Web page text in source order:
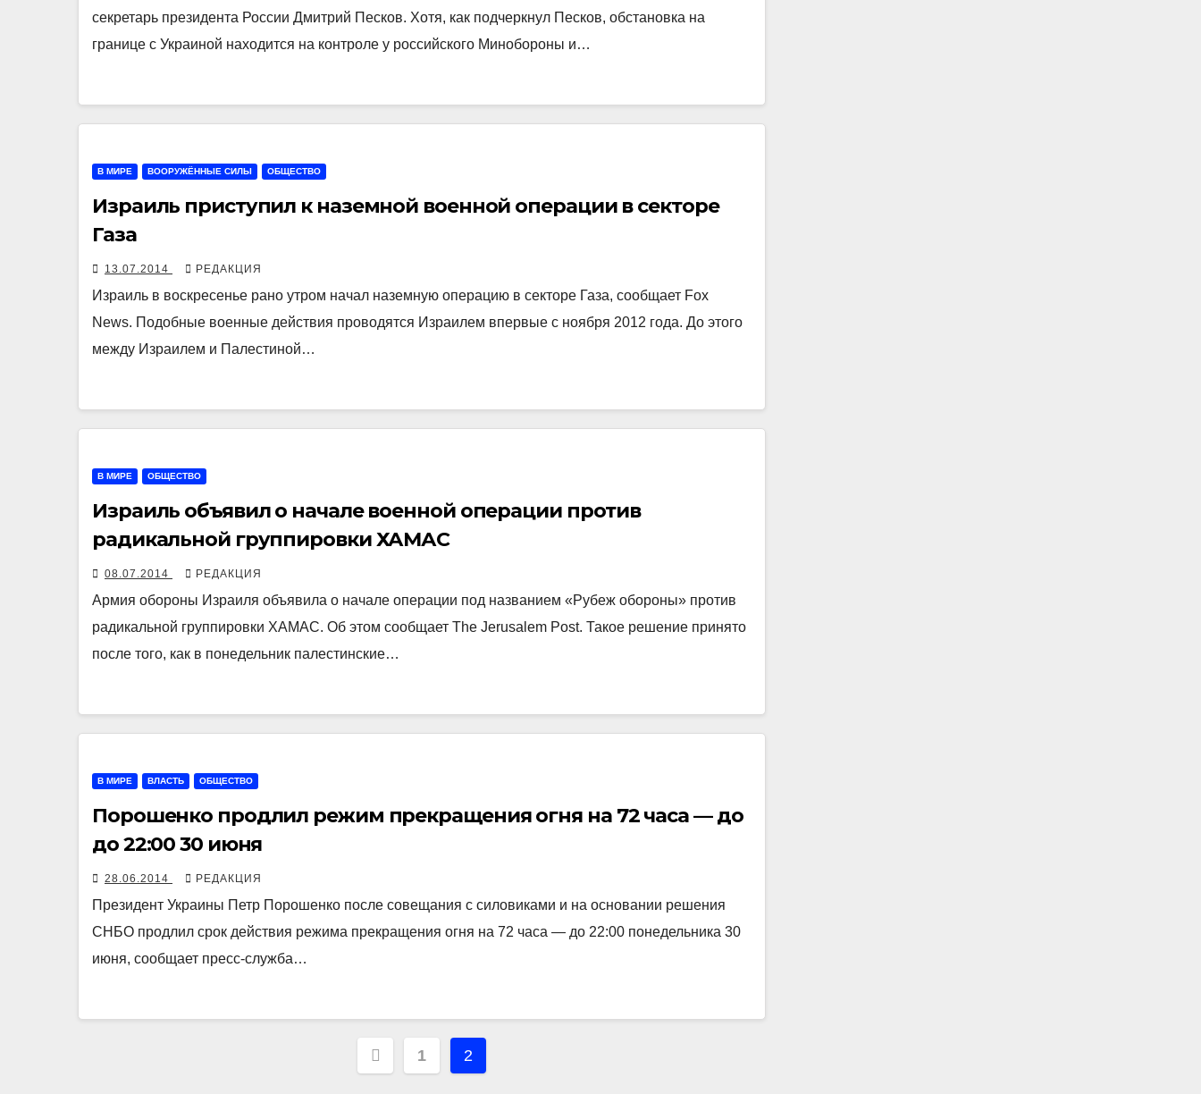
секретарь президента России Дмитрий Песков. Хотя, как подчеркнул Песков, обстановка на
границе с Украиной находится на контроле у российского Минобороны и…
В МИРЕ ВООРУЖЁННЫЕ СИЛЫ ОБЩЕСТВО
Израиль приступил к наземной военной операции в секторе
Газа
13.07.2014 РЕДАКЦИЯ
Израиль в воскресенье рано утром начал наземную операцию в секторе Газа, сообщает Fox
News. Подобные военные действия проводятся Израилем впервые с ноября 2012 года. До этого
между Израилем и Палестиной…
В МИРЕ ОБЩЕСТВО
Израиль объявил о начале военной операции против
радикальной группировки ХАМАС
08.07.2014 РЕДАКЦИЯ
Армия обороны Израиля объявила о начале операции под названием «Рубеж обороны» против
радикальной группировки ХАМАС. Об этом сообщает The Jerusalem Post. Такое решение принято
после того, как в понедельник палестинские…
В МИРЕ ВЛАСТЬ ОБЩЕСТВО
Порошенко продлил режим прекращения огня на 72 часа — до
до 22:00 30 июня
28.06.2014 РЕДАКЦИЯ
Президент Украины Петр Порошенко после совещания с силовиками и на основании решения
СНБО продлил срок действия режима прекращения огня на 72 часа — до 22:00 понедельника 30
июня, сообщает пресс-служба…
Навигация
1 2